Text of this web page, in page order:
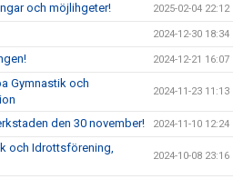
och möjlihgeter! 2025-02-04 22:12
2024-12-30 18:34
2024-12-21 16:07
Gymnastik och
2024-11-23 11:13
den 30 november! 2024-11-10 12:24
och Idrottsförening,
2024-10-08 23:16